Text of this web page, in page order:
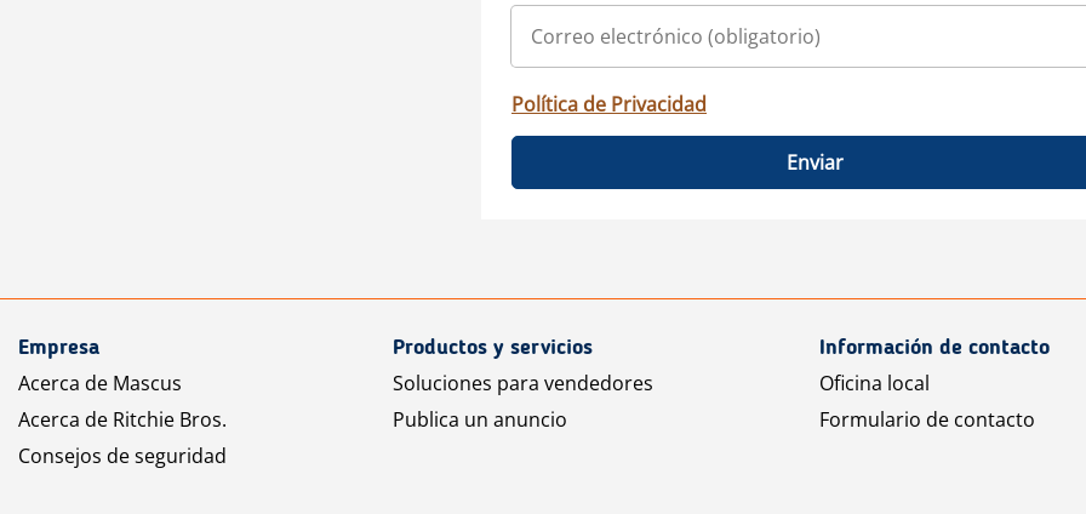
Política de Privacidad
Enviar
Empresa
Acerca de Mascus
Acerca de Ritchie Bros.
Consejos de seguridad
Productos y servicios
Soluciones para vendedores
Publica un anuncio
Información de contacto
Oficina local
Formulario de contacto